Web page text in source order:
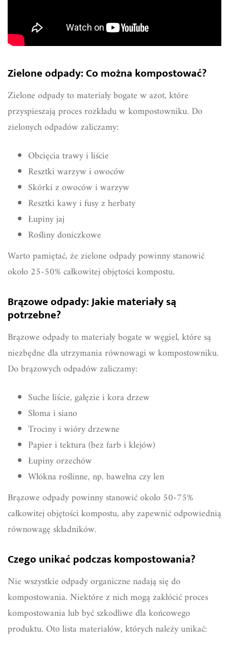
Zielone odpady: Co można kompostować?
Zielone odpady to materiały bogate w azot, które
przyspieszają proces rozkładu w kompostowniku. Do
zielonych odpadów zaliczamy:
Obcięcia trawy i liście
Resztki warzyw i owoców
Skórki z owoców i warzyw
Resztki kawy i fusy z herbaty
Łupiny jaj
Rośliny doniczkowe
Warto pamiętać, że zielone odpady powinny stanowić
około 25-50% całkowitej objętości kompostu.
Brązowe odpady: Jakie materiały są
potrzebne?
Brązowe odpady to materiały bogate w węgiel, które są
niezbędne dla utrzymania równowagi w kompostowniku.
Do brązowych odpadów zaliczamy:
Suche liście, gałęzie i kora drzew
Słoma i siano
Trociny i wióry drzewne
Papier i tektura (bez farb i klejów)
Łupiny orzechów
Włókna roślinne, np. bawełna czy len
Brązowe odpady powinny stanowić około 50-75%
całkowitej objętości kompostu, aby zapewnić odpowiednią
równowagę składników.
Czego unikać podczas kompostowania?
Nie wszystkie odpady organiczne nadają się do
kompostowania. Niektóre z nich mogą zakłócić proces
kompostowania lub być szkodliwe dla końcowego
produktu. Oto lista materiałów, których należy unikać: